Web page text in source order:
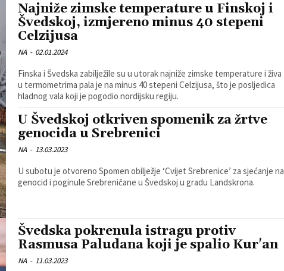
Najniže zimske temperature u Finskoj i
Švedskoj, izmjereno minus 40 stepeni
Celzijusa
NA - 02.01.2024
Finska i Švedska zabilježile su u utorak najniže zimske temperature i živa
u termometrima pala je na minus 40 stepeni Celzijusa, što je posljedica
hladnog vala koji je pogodio nordijsku regiju.
U Švedskoj otkriven spomenik za žrtve
genocida u Srebrenici
NA - 13.03.2023
U subotu je otvoreno Spomen obilježje ‘Cvijet Srebrenice’ za sjećanje na
genocid i poginule Srebreničane u Švedskoj u gradu Landskrona.
Švedska pokrenula istragu protiv
Rasmusa Paludana koji je spalio Kur'an
NA - 11.03.2023